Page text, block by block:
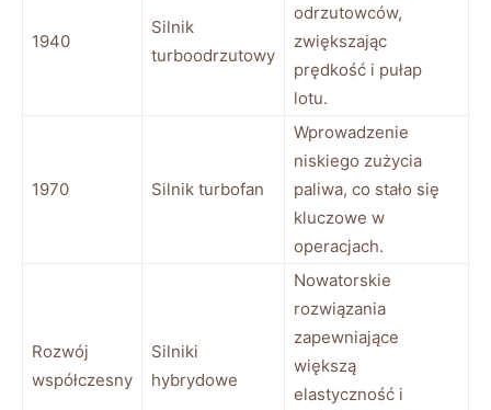
1940
Silnik
turboodrzutowy
odrzutowców,
zwiększając
prędkość i pułap
lotu.
1970 Silnik turbofan
Wprowadzenie
niskiego zużycia
paliwa, co stało się
kluczowe w
operacjach.
Rozwój
współczesny
Silniki
hybrydowe
Nowatorskie
rozwiązania
zapewniające
większą
elastyczność i